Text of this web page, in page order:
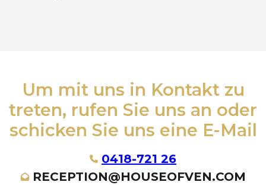
Um mit uns in Kontakt zu
treten, rufen Sie uns an oder
schicken Sie uns eine E-Mail
0418-721 26
RECEPTION@HOUSEOFVEN.COM